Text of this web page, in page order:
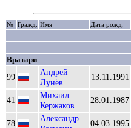
№ Гражд. Имя Дата рожд.
Вратари
99
Андрей
Лунёв
13.11.1991
41
Михаил
Кержаков
28.01.1987
78
Александр
04.03.1995